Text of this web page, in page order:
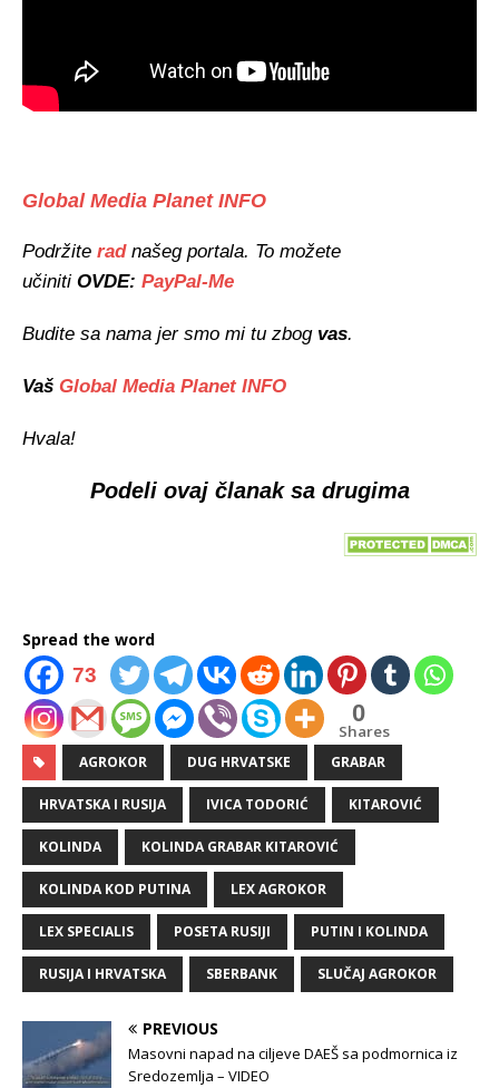
Global Media Planet INFO
Podržite rad našeg portala. To možete
učiniti OVDE: PayPal-Me
Budite sa nama jer smo mi tu zbog vas.
Vaš Global Media Planet INFO
Hvala!
Podeli ovaj članak sa drugima
Spread the word
73
0
Shares
AGROKOR DUG HRVATSKE GRABAR
HRVATSKA I RUSIJA IVICA TODORIĆ KITAROVIĆ
KOLINDA KOLINDA GRABAR KITAROVIĆ
KOLINDA KOD PUTINA LEX AGROKOR
LEX SPECIALIS POSETA RUSIJI PUTIN I KOLINDA
RUSIJA I HRVATSKA SBERBANK SLUČAJ AGROKOR
PREVIOUS
Masovni napad na ciljeve DAEŠ sa podmornica iz
Sredozemlja – VIDEO